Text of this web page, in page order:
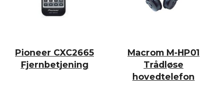
Pioneer CXC2665
Fjernbetjening
Macrom M-HP01
Trådløse
hovedtelefon